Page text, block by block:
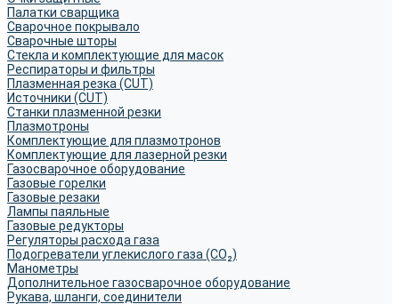
Палатки сварщика
Сварочное покрывало
Сварочные шторы
Стекла и комплектующие для масок
Респираторы и фильтры
Плазменная резка (CUT)
Источники (CUT)
Станки плазменной резки
Плазмотроны
Комплектующие для плазмотронов
Комплектующие для лазерной резки
Газосварочное оборудование
Газовые горелки
Газовые резаки
Лампы паяльные
Газовые редукторы
Регуляторы расхода газа
Подогреватели углекислого газа (CO₂)
Манометры
Дополнительное газосварочное оборудование
Рукава, шланги, соединители